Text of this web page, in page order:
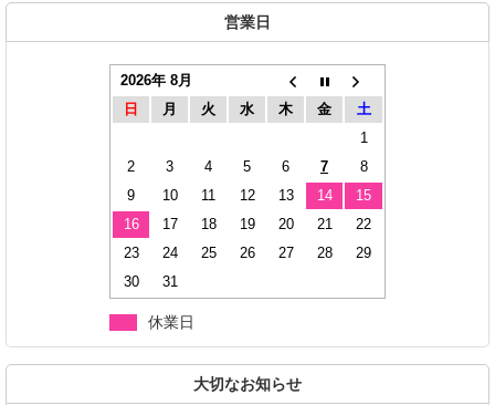
営業日
2026年 8月
日
月 火 水 木 金
土
1
2
3 4 5 6 7
8
9
10 11 12 13 14
15
16
17 18 19 20 21
22
23
24 25 26 27 28
29
30
31
休業日
大切なお知らせ